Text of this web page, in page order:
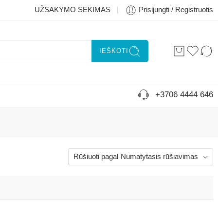
UŽSAKYMO SEKIMAS Prisijungti / Registruotis
IEŠKOTI
+3706 4444 646
Rūšiuoti pagal Numatytasis rūšiavimas